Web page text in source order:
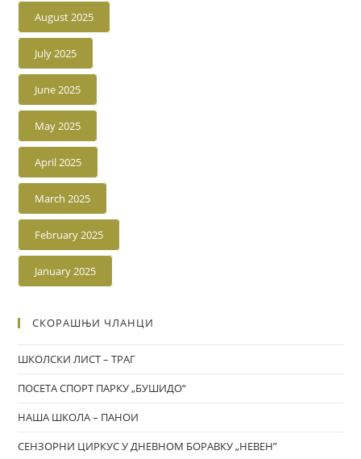
August 2025
July 2025
June 2025
May 2025
April 2025
March 2025
February 2025
January 2025
СКОРАШЊИ ЧЛАНЦИ
ШКОЛСКИ ЛИСТ – ТРАГ
ПОСЕТА СПОРТ ПАРКУ „БУШИДО“
НАША ШКОЛА – ПАНОИ
СЕНЗОРНИ ЦИРКУС У ДНЕВНОМ БОРАВКУ „НЕВЕН”